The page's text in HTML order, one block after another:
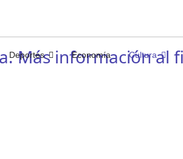
Deportes Economía Cultura
Más información al